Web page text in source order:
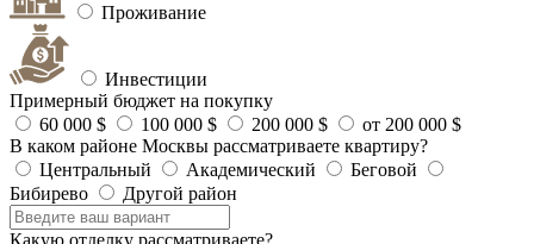
Проживание
Инвестиции
Примерный бюджет на покупку
60 000 $
100 000 $ 200 000 $
от 200 000 $
В каком районе Москвы рассматриваете квартиру?
Центральный
Академический
Беговой
Бибирево
Другой район
Какую отделку рассматриваете?